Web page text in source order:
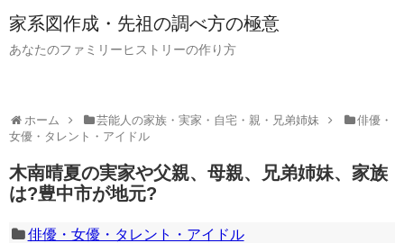
家系図作成・先祖の調べ方の極意
あなたのファミリーヒストリーの作り方
ホーム 芸能人の家族・実家・自宅・親・兄弟姉妹
俳優・
女優・タレント・アイドル
木南晴夏の実家や父親、母親、兄弟姉妹、家族
は?豊中市が地元?
俳優・女優・タレント・アイドル